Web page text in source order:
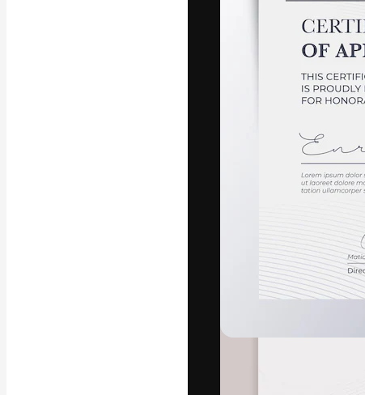
Креативная
ваших лучших
подписчиков
предприятий,